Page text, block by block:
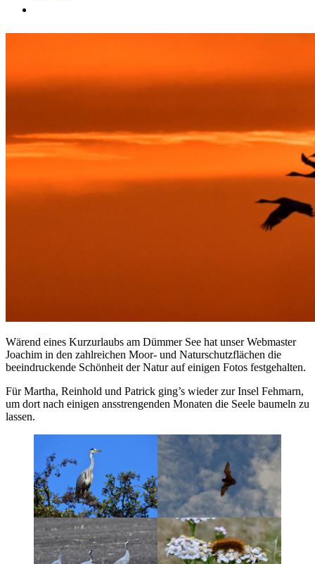
Wärend eines Kurzurlaubs am Dümmer See hat unser Webmaster
Joachim in den zahlreichen Moor- und Naturschutzflächen die
beeindruckende Schönheit der Natur auf einigen Fotos festgehalten.
Für Martha, Reinhold und Patrick ging’s wieder zur Insel Fehmarn,
um dort nach einigen ansstrengenden Monaten die Seele baumeln zu
lassen.